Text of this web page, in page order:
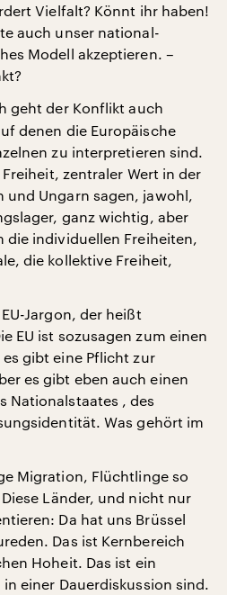
Vielfalt? Könnt ihr haben!
auch unser national-
Modell akzeptieren. –
geht der Konflikt auch
denen die Europäische
zu interpretieren sind.
zentraler Wert in der
und Ungarn sagen, jawohl,
ganz wichtig, aber
die individuellen Freiheiten,
die kollektive Freiheit,
Jargon, der heißt
EU ist sozusagen zum einen
gibt eine Pflicht zur
es gibt eben auch einen
Nationalstaates , des
Was gehört im
Migration, Flüchtlinge so
Länder, und nicht nur
Da hat uns Brüssel
Das ist Kernbereich
Hoheit. Das ist ein
einer Dauerdiskussion sind.